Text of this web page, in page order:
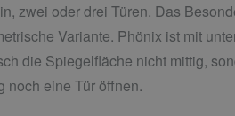
zwei oder drei Türen. Das
Variante. Phönix ist mit
die Spiegelfläche nicht mittig,
noch eine Tür öffnen.